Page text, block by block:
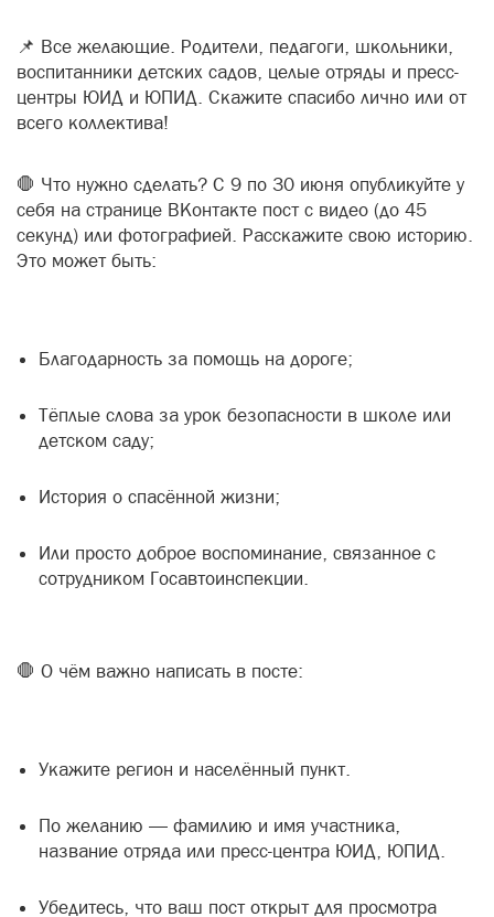
📌 Все желающие. Родители, педагоги, школьники,
воспитанники детских садов, целые отряды и пресс-
центры ЮИД и ЮПИД. Скажите спасибо лично или от
всего коллектива!
🛑 Что нужно сделать? С 9 по 30 июня опубликуйте у
себя на странице ВКонтакте пост с видео (до 45
секунд) или фотографией. Расскажите свою историю.
Это может быть:
Благодарность за помощь на дороге;
Тёплые слова за урок безопасности в школе или
детском саду;
История о спасённой жизни;
Или просто доброе воспоминание, связанное с
сотрудником Госавтоинспекции.
🛑 О чём важно написать в посте:
Укажите регион и населённый пункт.
По желанию — фамилию и имя участника,
название отряда или пресс-центра ЮИД, ЮПИД.
Убедитесь, что ваш пост открыт для просмотра